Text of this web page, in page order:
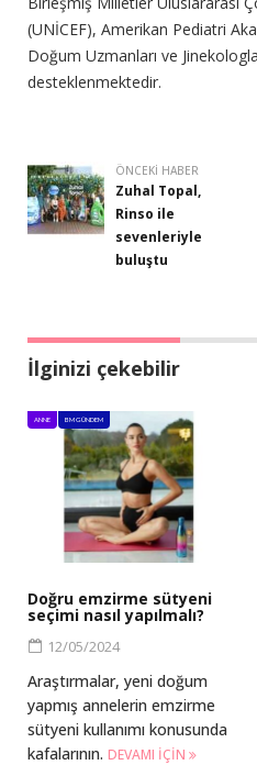
(UNİCEF), Amerikan Pediatri
Doğum Uzmanları ve
desteklenmektedir.
ÖNCEKI HABER
Zuhal Topal,
Rinso ile
sevenleriyle
buluştu
İlginizi çekebilir
ANNE BM GÜNDEM
Doğru emzirme sütyeni
seçimi nasıl yapılmalı?
12/05/2024
Araştırmalar, yeni doğum
yapmış annelerin emzirme
sütyeni kullanımı konusunda
kafalarının. DEVAMI IÇIN